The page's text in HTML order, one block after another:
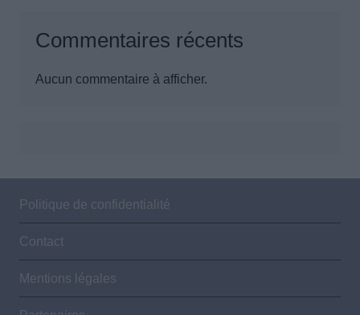
Commentaires récents
Aucun commentaire à afficher.
Politique de confidentialité
Contact
Mentions légales